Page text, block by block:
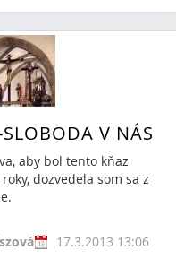
SLOBODA V NÁS
aby bol tento kňaz
dozvedela som sa z
17.3.2013 13:06